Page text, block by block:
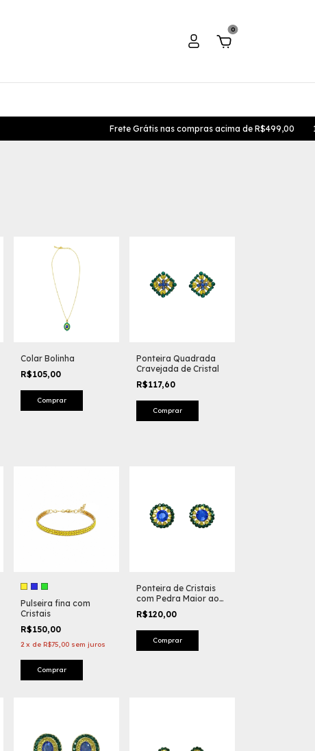
0
Frete Grátis nas compras acima de R$499,00 10% Na
Colar Bolinha
R$105,00
Ponteira Quadrada
Cravejada de Cristal
R$117,60
Pulseira fina com
Cristais
R$150,00
2 x de R$75,00 sem juros
Comprar
Ponteira de Cristais
com Pedra Maior ao
Centro
R$120,00